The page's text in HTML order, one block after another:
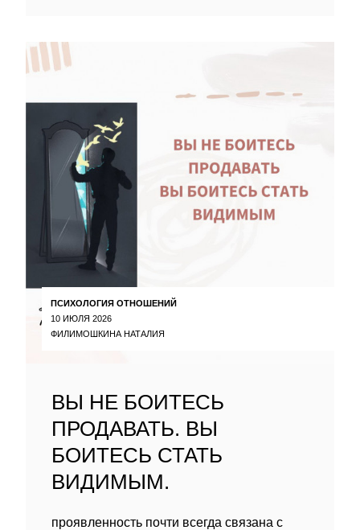
ПСИХОЛОГИЯ ОТНОШЕНИЙ
10 ИЮЛЯ 2026
ФИЛИМОШКИНА НАТАЛИЯ
ВЫ НЕ БОИТЕСЬ
ПРОДАВАТЬ. ВЫ
БОИТЕСЬ СТАТЬ
ВИДИМЫМ.
проявленность почти всегда связана с